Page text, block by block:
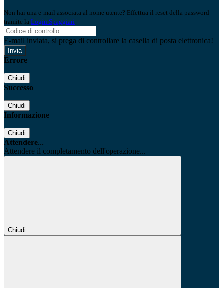
Non hai una e-mail associata al nome utente? Effettua il reset della password
tramite la Login Spaggiari
E-mail inviata, si prega di controllare la casella di posta elettronica!
Errore
Chiudi
Successo
Chiudi
Informazione
Chiudi
Attendere...
Attendere il completamento dell'operazione...
Chiudi